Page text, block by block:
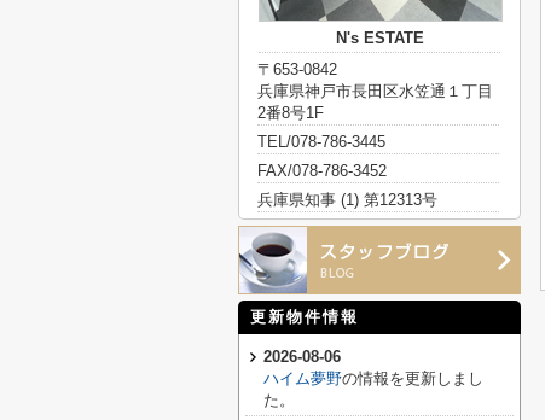
N's ESTATE
〒653-0842
兵庫県神戸市長田区水笠通１丁目
2番8号1F
TEL/078-786-3445
FAX/078-786-3452
兵庫県知事 (1) 第12313号
更新物件情報
2026-08-06
ハイム夢野の情報を更新しまし
た。